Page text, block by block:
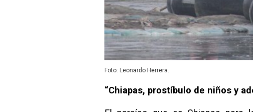
Foto: Leonardo Herrera.
“Chiapas, prostíbulo de niños y